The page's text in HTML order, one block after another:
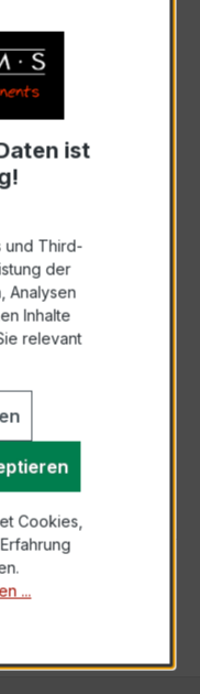
ist
und Third-
der
Analysen
Inhalte
relevant
Cookies,
...